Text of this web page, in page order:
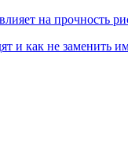
на прочность
и как не заменить